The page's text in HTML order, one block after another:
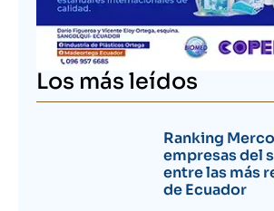
Los más leídos
Ranking
empresas del
entre las más
de Ecuador